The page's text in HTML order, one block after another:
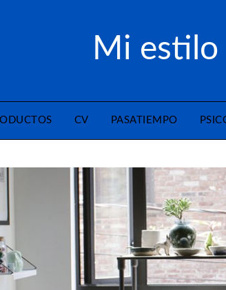
Mi estilo
CV PASATIEMPO